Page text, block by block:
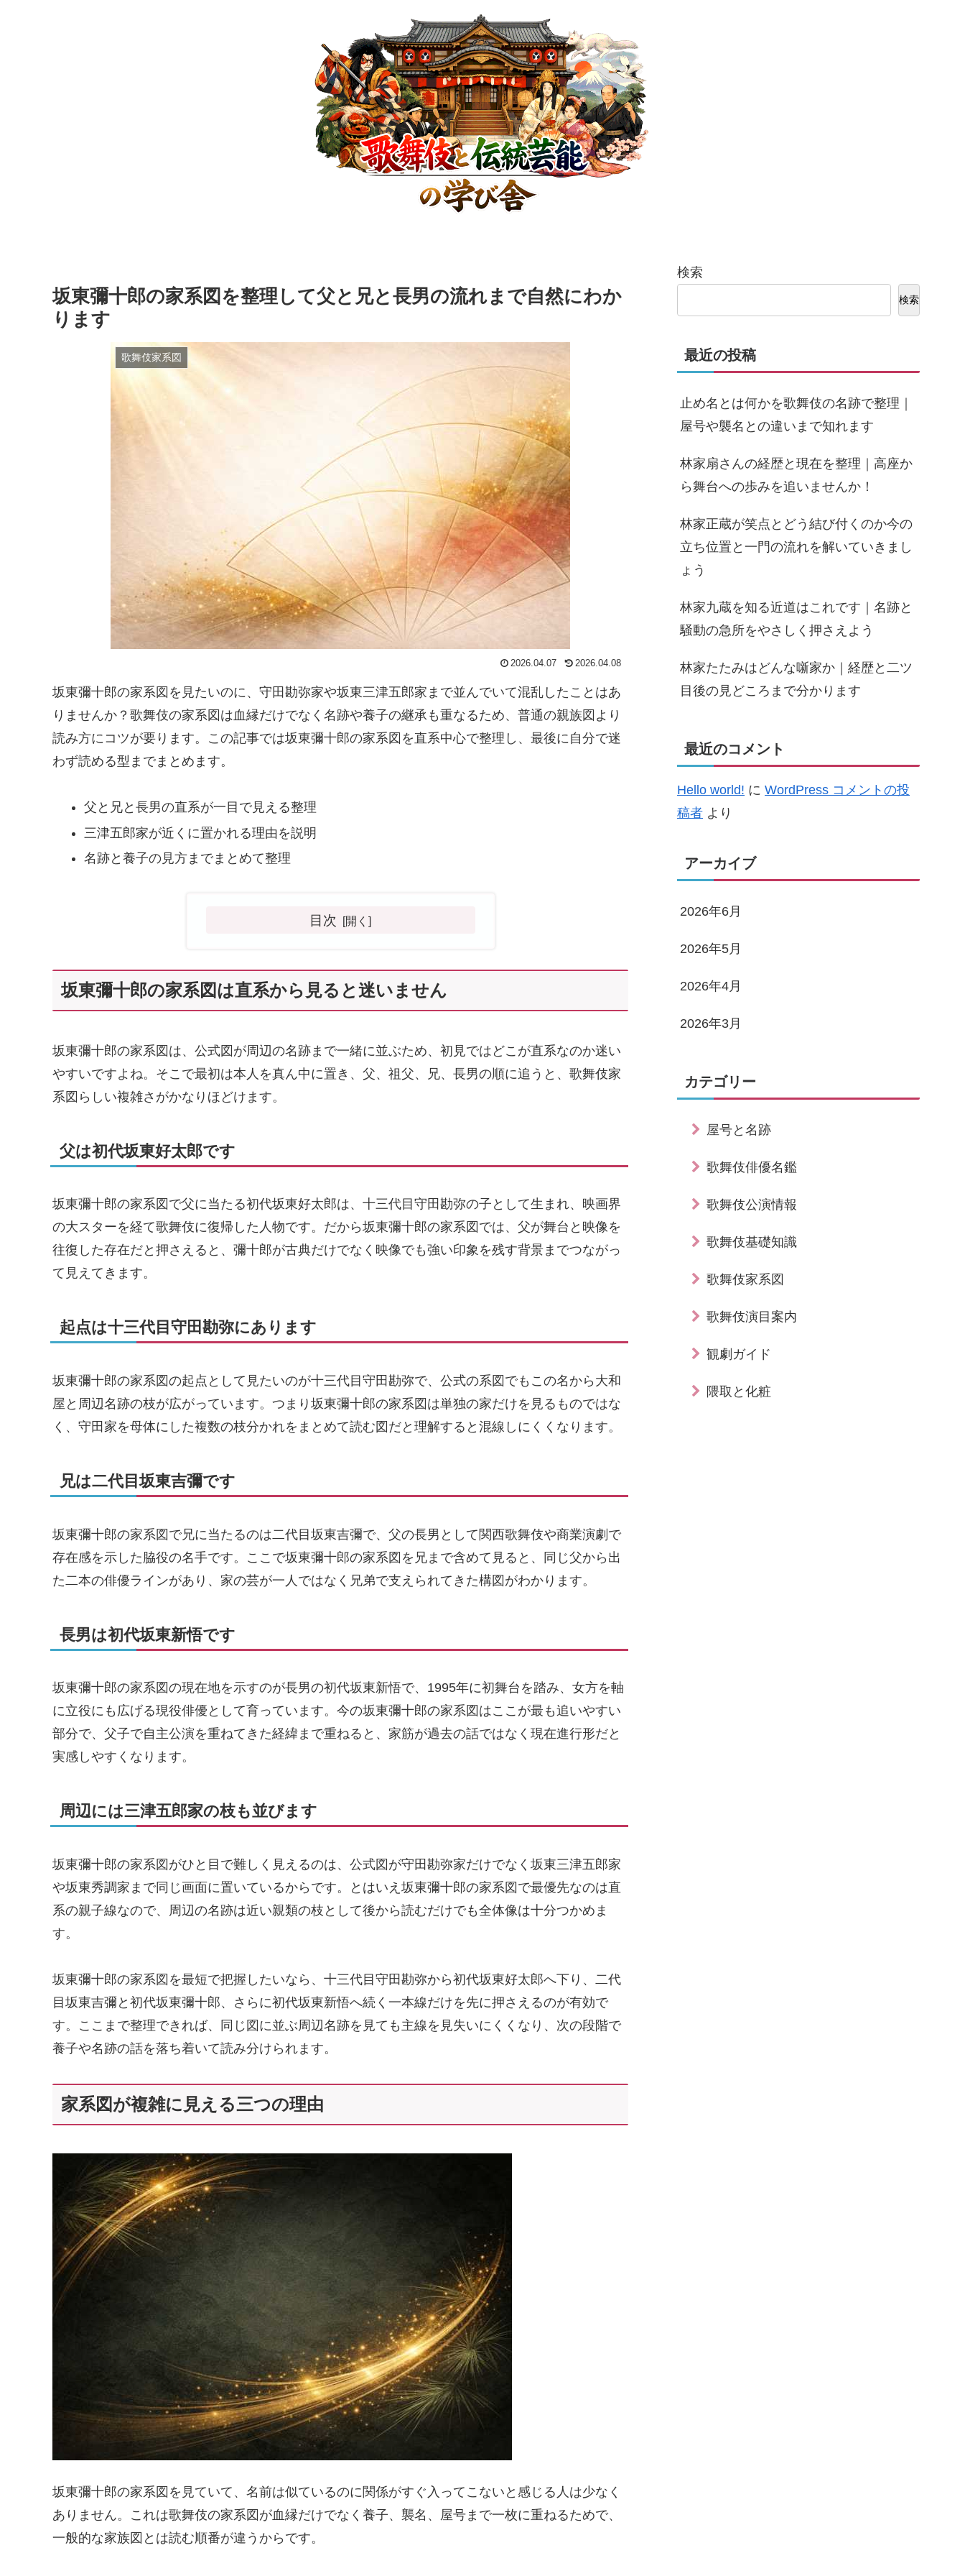
坂東彌十郎の家系図を整理して父と兄と長男の流れまで自然にわか
ります
歌舞伎家系図
2026.04.07 2026.04.08
坂東彌十郎の家系図を見たいのに、守田勘弥家や坂東三津五郎家まで並んでいて混乱したことはあ
りませんか？歌舞伎の家系図は血縁だけでなく名跡や養子の継承も重なるため、普通の親族図より
読み方にコツが要ります。この記事では坂東彌十郎の家系図を直系中心で整理し、最後に自分で迷
わず読める型までまとめます。
父と兄と長男の直系が一目で見える整理
三津五郎家が近くに置かれる理由を説明
名跡と養子の見方までまとめて整理
目次
坂東彌十郎の家系図は直系から見ると迷いません
坂東彌十郎の家系図は、公式図が周辺の名跡まで一緒に並ぶため、初見ではどこが直系なのか迷い
やすいですよね。そこで最初は本人を真ん中に置き、父、祖父、兄、長男の順に追うと、歌舞伎家
系図らしい複雑さがかなりほどけます。
父は初代坂東好太郎です
坂東彌十郎の家系図で父に当たる初代坂東好太郎は、十三代目守田勘弥の子として生まれ、映画界
の大スターを経て歌舞伎に復帰した人物です。だから坂東彌十郎の家系図では、父が舞台と映像を
往復した存在だと押さえると、彌十郎が古典だけでなく映像でも強い印象を残す背景までつながっ
て見えてきます。
起点は十三代目守田勘弥にあります
坂東彌十郎の家系図の起点として見たいのが十三代目守田勘弥で、公式の系図でもこの名から大和
屋と周辺名跡の枝が広がっています。つまり坂東彌十郎の家系図は単独の家だけを見るものではな
く、守田家を母体にした複数の枝分かれをまとめて読む図だと理解すると混線しにくくなります。
兄は二代目坂東吉彌です
坂東彌十郎の家系図で兄に当たるのは二代目坂東吉彌で、父の長男として関西歌舞伎や商業演劇で
存在感を示した脇役の名手です。ここで坂東彌十郎の家系図を兄まで含めて見ると、同じ父から出
た二本の俳優ラインがあり、家の芸が一人ではなく兄弟で支えられてきた構図がわかります。
長男は初代坂東新悟です
坂東彌十郎の家系図の現在地を示すのが長男の初代坂東新悟で、1995年に初舞台を踏み、女方を軸
に立役にも広げる現役俳優として育っています。今の坂東彌十郎の家系図はここが最も追いやすい
部分で、父子で自主公演を重ねてきた経緯まで重ねると、家筋が過去の話ではなく現在進行形だと
実感しやすくなります。
周辺には三津五郎家の枝も並びます
坂東彌十郎の家系図がひと目で難しく見えるのは、公式図が守田勘弥家だけでなく坂東三津五郎家
や坂東秀調家まで同じ画面に置いているからです。とはいえ坂東彌十郎の家系図で最優先なのは直
系の親子線なので、周辺の名跡は近い親類の枝として後から読むだけでも全体像は十分つかめま
す。
坂東彌十郎の家系図を最短で把握したいなら、十三代目守田勘弥から初代坂東好太郎へ下り、二代
目坂東吉彌と初代坂東彌十郎、さらに初代坂東新悟へ続く一本線だけを先に押さえるのが有効で
す。ここまで整理できれば、同じ図に並ぶ周辺名跡を見ても主線を見失いにくくなり、次の段階で
養子や名跡の話を落ち着いて読み分けられます。
家系図が複雑に見える三つの理由
坂東彌十郎の家系図を見ていて、名前は似ているのに関係がすぐ入ってこないと感じる人は少なく
ありません。これは歌舞伎の家系図が血縁だけでなく養子、襲名、屋号まで一枚に重ねるためで、
一般的な家族図とは読む順番が違うからです。
検索
検索
最近の投稿
止め名とは何かを歌舞伎の名跡で整理｜
屋号や襲名との違いまで知れます
林家扇さんの経歴と現在を整理｜高座か
ら舞台への歩みを追いませんか！
林家正蔵が笑点とどう結び付くのか今の
立ち位置と一門の流れを解いていきまし
ょう
林家九蔵を知る近道はこれです｜名跡と
騒動の急所をやさしく押さえよう
林家たたみはどんな噺家か｜経歴と二ツ
目後の見どころまで分かります
最近のコメント
Hello world! に WordPress コメントの投
稿者 より
アーカイブ
2026年6月
2026年5月
2026年4月
2026年3月
カテゴリー
屋号と名跡
歌舞伎俳優名鑑
歌舞伎公演情報
歌舞伎基礎知識
歌舞伎家系図
歌舞伎演目案内
観劇ガイド
隈取と化粧